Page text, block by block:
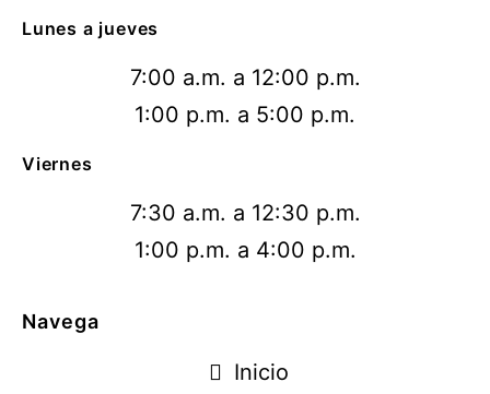
Lunes a jueves
7:00 a.m. a 12:00 p.m.
1:00 p.m. a 5:00 p.m.
Viernes
7:30 a.m. a 12:30 p.m.
1:00 p.m. a 4:00 p.m.
Navega
Inicio